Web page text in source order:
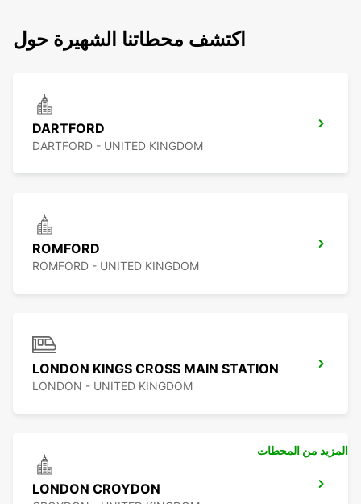
اكتشف محطاتنا الشهيرة حول
DARTFORD
DARTFORD - UNITED KINGDOM
ROMFORD
ROMFORD - UNITED KINGDOM
LONDON KINGS CROSS MAIN STATION
LONDON - UNITED KINGDOM
LONDON CROYDON
المزيد من المحطات